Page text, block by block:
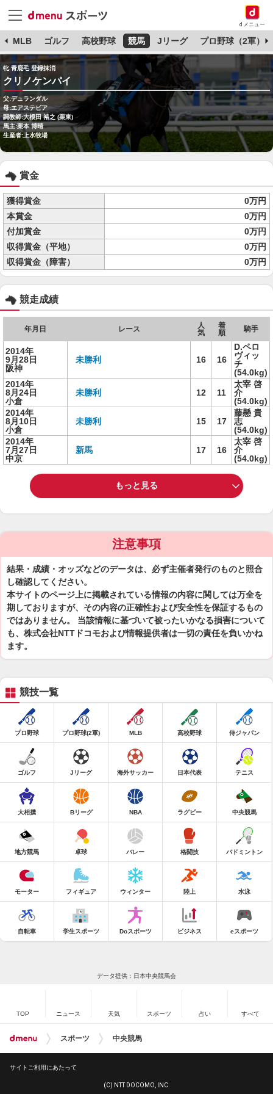
dメニュー
MLB ゴルフ 高校野球 競馬 Jリーグ プロ野球（2軍）
牝 青鹿毛 登録抹消
クリノケンパイ
父:デュランダル
母:エアステビア
調教師:大根田 裕之 (栗東)
馬主:栗本 博晴
生産者:上水牧場
賞金
獲得賞金
0万円
本賞金
0万円
付加賞金
0万円
収得賞金（平地）
0万円
収得賞金（障害）
0万円
競走成績
年月日 レース
人
気
着
順
騎手
2014年
9月28日
阪神
未勝利 16 16
D.ペロ
ヴィッ
チ
(54.0kg)
2014年
8月24日
小倉
未勝利 12 11
太宰 啓
介
(54.0kg)
2014年
8月10日
小倉
未勝利 15 17
藤懸 貴
志
(54.0kg)
2014年
7月27日
中京
新馬 17 16
太宰 啓
介
(54.0kg)
もっと見る
注意事項
結果・成績・オッズなどのデータは、必ず主催者発行のものと照合
し確認してください。
本サイトのページ上に掲載されている情報の内容に関しては万全を
期しておりますが、その内容の正確性および安全性を保証するもの
ではありません。 当該情報に基づいて被ったいかなる損害について
も、株式会社NTTドコモおよび情報提供者は一切の責任を負いかね
ます。
競技一覧
プロ野球 プロ野球(2軍) MLB 高校野球 侍ジャパン
ゴルフ Jリーグ 海外サッカー 日本代表 テニス
大相撲 Bリーグ NBA ラグビー 中央競馬
地方競馬 卓球 バレー 格闘技 バドミントン
モーター フィギュア ウィンター 陸上 水泳
自転車 学生スポーツ Doスポーツ ビジネス eスポーツ
データ提供：日本中央競馬会
TOP ニュース 天気 スポーツ 占い すべて
スポーツ 中央競馬
サイトご利用にあたって
(C) NTT DOCOMO, INC.